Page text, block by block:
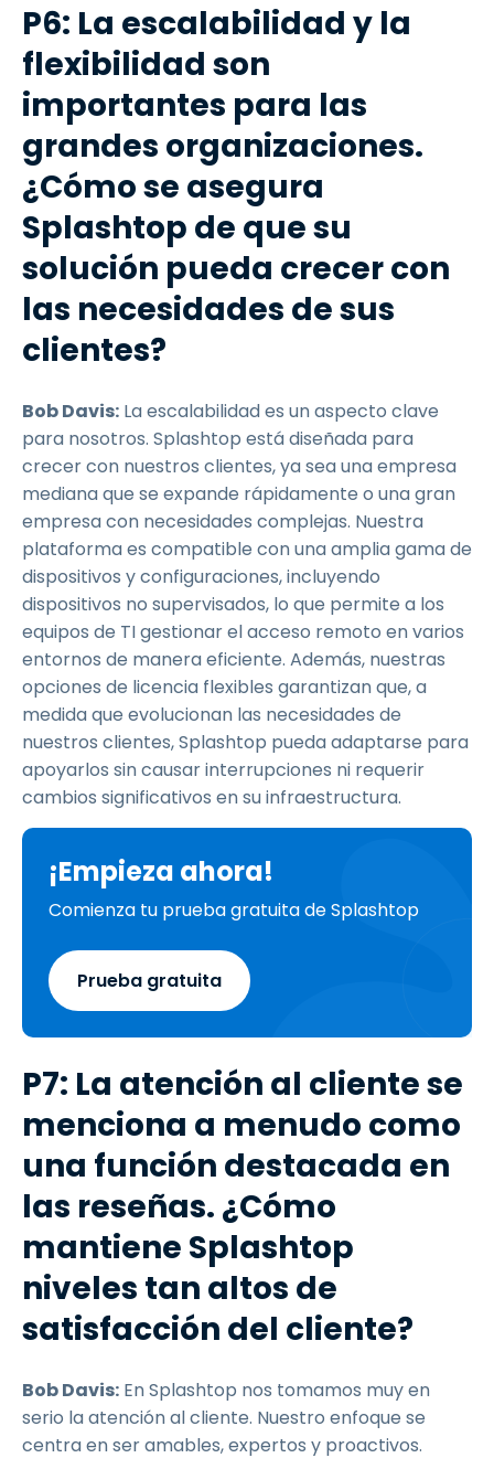
P6: La escalabilidad y la
flexibilidad son
importantes para las
grandes organizaciones.
¿Cómo se asegura
Splashtop de que su
solución pueda crecer con
las necesidades de sus
clientes?
Bob Davis: La escalabilidad es un aspecto clave
para nosotros. Splashtop está diseñada para
crecer con nuestros clientes, ya sea una empresa
mediana que se expande rápidamente o una gran
empresa con necesidades complejas. Nuestra
plataforma es compatible con una amplia gama de
dispositivos y configuraciones, incluyendo
dispositivos no supervisados, lo que permite a los
equipos de TI gestionar el acceso remoto en varios
entornos de manera eficiente. Además, nuestras
opciones de licencia flexibles garantizan que, a
medida que evolucionan las necesidades de
nuestros clientes, Splashtop pueda adaptarse para
apoyarlos sin causar interrupciones ni requerir
cambios significativos en su infraestructura.
¡Empieza ahora!
Comienza tu prueba gratuita de Splashtop
Prueba gratuita
P7: La atención al cliente se
menciona a menudo como
una función destacada en
las reseñas. ¿Cómo
mantiene Splashtop
niveles tan altos de
satisfacción del cliente?
Bob Davis: En Splashtop nos tomamos muy en
serio la atención al cliente. Nuestro enfoque se
centra en ser amables, expertos y proactivos.